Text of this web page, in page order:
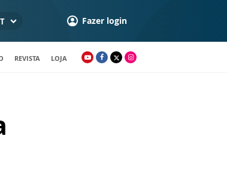
Fazer login
REVISTA LOJA